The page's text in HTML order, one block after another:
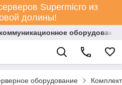
Supermicro из
долины!
оборудование